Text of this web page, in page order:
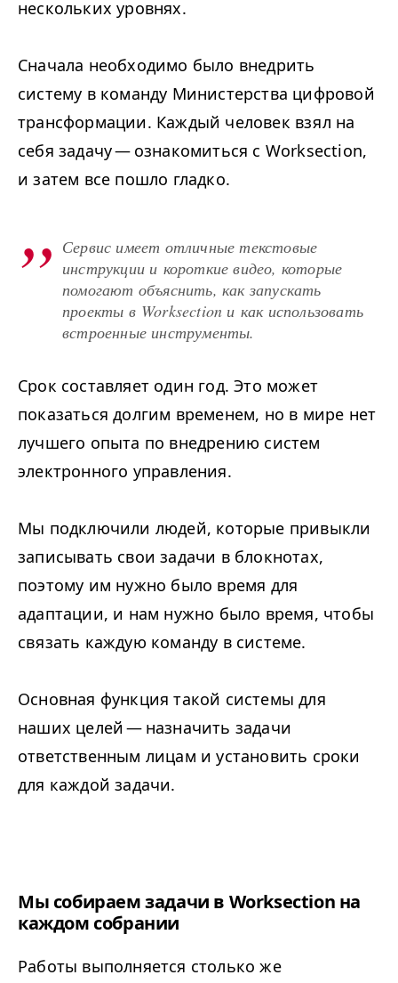
нескольких уровнях.
Сначала необходимо было внедрить
систему в команду Министерства цифровой
трансформации. Каждый человек взял на
себя задачу — ознакомиться с Worksection,
и затем все пошло гладко.
Сервис имеет отличные текстовые
инструкции и короткие видео, которые
помогают объяснить, как запускать
проекты в Worksection и как использовать
встроенные инструменты.
Срок составляет один год. Это может
показаться долгим временем, но в мире нет
лучшего опыта по внедрению систем
электронного управления.
Мы подключили людей, которые привыкли
записывать свои задачи в блокнотах,
поэтому им нужно было время для
адаптации, и нам нужно было время, чтобы
связать каждую команду в системе.
Основная функция такой системы для
наших целей — назначить задачи
ответственным лицам и установить сроки
для каждой задачи.
Мы собираем задачи в Worksection на
каждом собрании
Работы выполняется столько же